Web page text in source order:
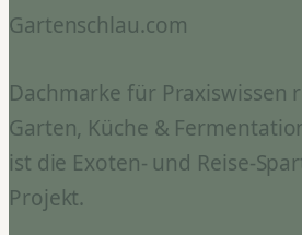
Gartenschlau.com
Dachmarke für Praxiswissen
Garten, Küche &
ist die Exoten- und Reise-
Projekt.